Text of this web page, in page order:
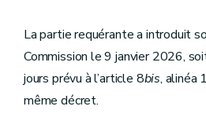
La partie requérante a introduit
Commission le 9 janvier 2026,
jours prévu à l’article 8bis, alinéa 1
même décret.